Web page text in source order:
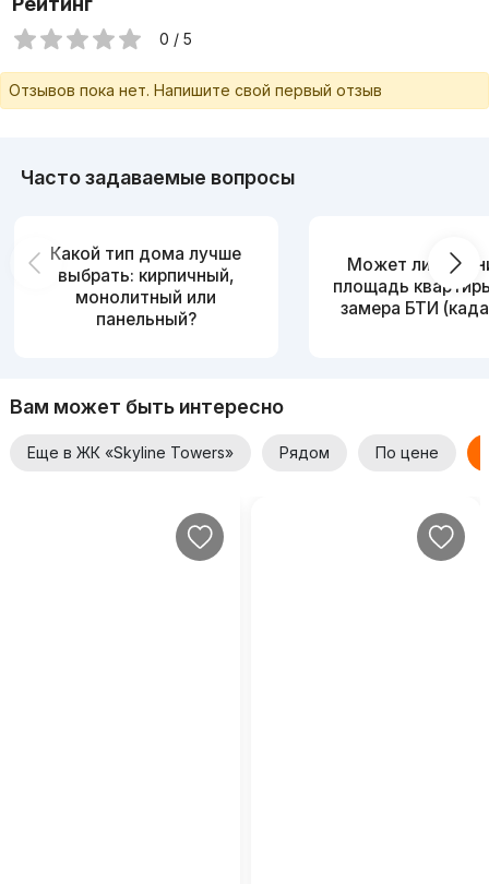
0 / 5
Отзывов пока нет. Напишите свой первый отзыв
Часто задаваемые вопросы
Какой тип дома лучше
выбрать: кирпичный,
монолитный или
панельный?
Может ли
площадь
замера БТИ
Вам может быть интересно
Еще в ЖК «Skyline Towers» Рядом По цене